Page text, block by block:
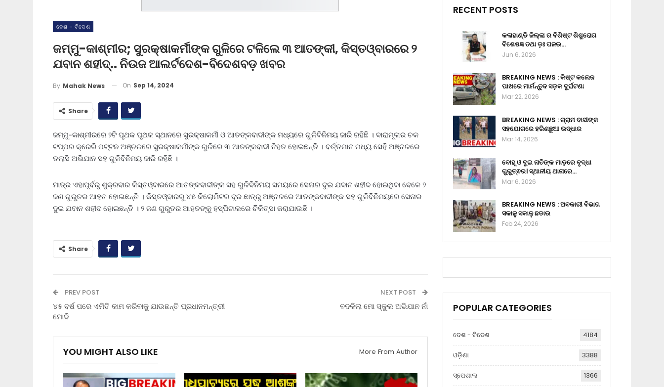
ଦେଶ - ବିଦେଶ
ଜମ୍ମୁ-କାଶ୍ମୀର; ସୁରକ୍ଷାକର୍ମୀଙ୍କ ଗୁଳିରେ ଟଳିଲେ ୩ ଆତଙ୍କୀ, କିସ୍ତଓ୍ବାରରେ ୨
ଯବାନ ଶହୀଦ୍‌.. ନିଉଜ ଆଲର୍ଟଦେଶ-ବିଦେଶବଡ଼ ଖବର
By Mahak News On Sep 14, 2024
Share
ଜମ୍ମୁ-କାଶ୍ମୀରରେ ୨ଟି ପୃଥକ ପୃଥକ ସ୍ଥାନରେ ସୁରକ୍ଷାକର୍ମୀ ଓ ଆତଙ୍କବାଦୀଙ୍କ ମଧ୍ୟରେ ଗୁଳିବିନିମୟ ଜାରି ରହିଛି । ବାରାମୂଳାର ଚକ
ଟପ୍ପର କ୍ରେରି ପଟ୍ଟନ ଅଞ୍ଚଳରେ ସୁରକ୍ଷାକର୍ମୀଙ୍କ ଗୁଳିରେ ୩ ଆତଙ୍କବାଦୀ ନିହତ ହୋଇଛନ୍ତି । ବର୍ତ୍ତମାନ ମଧ୍ୟ ସେହି ଅଞ୍ଚଳରେ
ତଲାସି ଅଭିଯାନ ସହ ଗୁଳିବିନିମୟ ଜାରି ରହିଛି ।
ମାତ୍ର ଏହାପୂର୍ବରୁ ଶୁକ୍ରବାର କିସ୍ତଓ୍ବାରରେ ଆତଙ୍କବାଦୀଙ୍କ ସହ ଗୁଳିବିନିମୟ ସମୟରେ ସେନାର ଦୁଇ ଯବାନ ଶହୀଦ ହୋଇଥିବା ବେଳେ ୨
ଜଣ ଗୁରୁତର ଆହତ ହୋଇଛନ୍ତି । କିସ୍ତଓ୍ବାରରୁ ୪୫ କିଲୋମିଟର ଦୂର ଛାତ୍ରୁ ଅଞ୍ଚଳରେ ଆତଙ୍କବାଦୀଙ୍କ ସହ ଗୁଳିବିନିମୟରେ ସେନାର
ଦୁଇ ଯବାନ ଶହୀଦ ହୋଇଛନ୍ତି । ୨ ଜଣ ଗୁରୁତର ଆହତଙ୍କୁ ହସ୍ପିଟାଲରେ ଚିିକିତ୍ସା କରାଯାଉଛି ।
Share
PREV POST
୪୫ ବର୍ଷ ପରେ ଏମିତି କାମ କରିବାକୁ ଯାଉଛନ୍ତି ପ୍ରଧାନମନ୍ତ୍ରୀ
ମୋଦି
NEXT POST
ବଦଳିଲା ମୋ ସ୍କୁଲ ଅଭିଯାନ ନାଁ
YOU MIGHT ALSO LIKE More From Author
RECENT POSTS
କଳାହାଣ୍ଡି ଜିଲ୍ଲା ର ବିଶିଷ୍ଟ ଶିଶୁରୋଗ
ବିଶେଷଜ୍ଞ ତଥା ଡ଼ଃ ପଳଉ…
Jun 6, 2026
BREAKING NEWS : କିଷ୍ଟ କଲେଜ
ପାଖରେ ମାର୍ମନ୍ତୁଦ ସଡ଼କ ଦୁର୍ଘଟଣା
Mar 22, 2026
BREAKING NEWS : ଗ୍ରାମ ବାସୀଙ୍କ
ସହଯୋଗରେ ହରିଣଛୁଆ ଉଦ୍ଧାର
Mar 14, 2026
ବୋହୂ ଓ ଦୁଇ ନାତିଙ୍କ ମାଡ଼ରେ ବୃଦ୍ଧା
ଗୁରୁତ୍ଵର। ସ୍ଥାନୀୟ ଥାନାରେ…
Mar 6, 2026
BREAKING NEWS : ଅବକାରୀ ବିଭାଗ
ସକାଳୁ ସକାଳୁ ଛଡାଉ
Feb 24, 2026
POPULAR CATEGORIES
ଦେଶ - ବିଦେଶ 4184
ଓଡ଼ିଶା 3388
ସ୍ପେଶାଲ 1366